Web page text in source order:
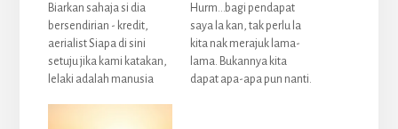
Biarkan sahaja si dia
bersendirian - kredit,
aerialist Siapa di sini
setuju jika kami katakan,
lelaki adalah manusia
Hurm...bagi pendapat
saya la kan, tak perlu la
kita nak merajuk lama-
lama. Bukannya kita
dapat apa-apa pun nanti.